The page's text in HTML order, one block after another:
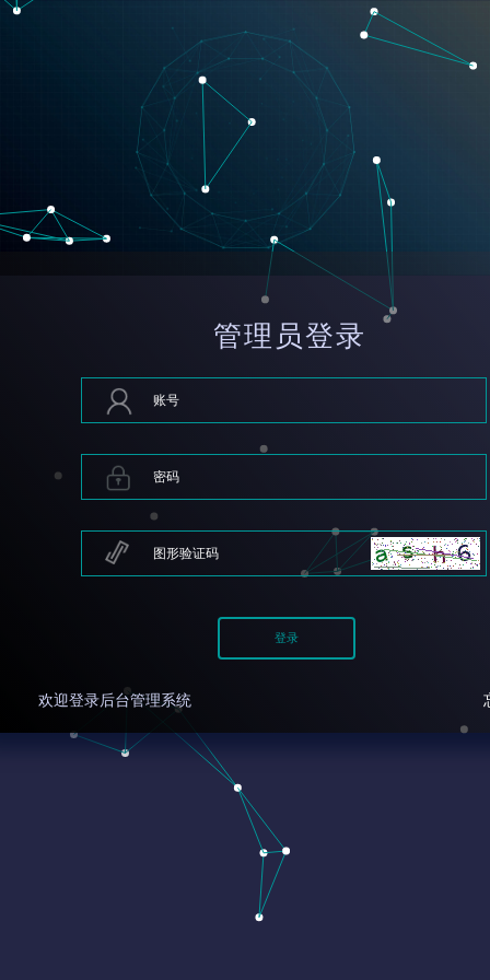
管理员登录
欢迎登录后台管理系统